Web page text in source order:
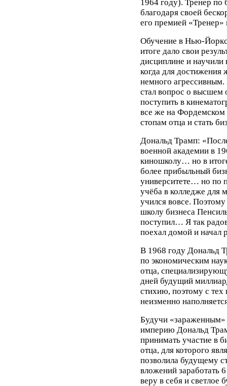
1964 году). Тренер по
благодаря своей
его премией «Тренер»
Обучение в Нью-
итоге дало свои
дисциплине и научили
когда для достижения
немного
стал вопрос о высшем
поступить в
все же на Фордемском
стопам отца и стать
Дональд Трамп:
военной академии в
киношколу… но в
более прибыльный
университете… но по
учёба в колледже для
учился вовсе.
школу бизнеса
поступил… Я так
поехал домой и начал
В 1968 году Дональд
по экономическим
отца,
дней будущий
стихию, поэтому с
неизменно
Будучи «зараженным»
империю Дональд
принимать участие в
отца, для которого
позволила будущему
вложений заработать
веру в себя и светлое